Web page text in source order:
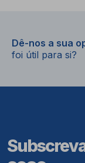
Dê-nos a sua
foi útil para si?